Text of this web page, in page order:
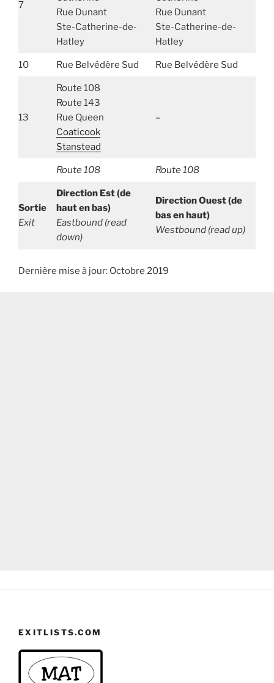
7
Rue Dunant
Ste-Catherine-de-
Hatley
Rue Dunant
Ste-Catherine-de-
Hatley
10 Rue Belvédère Sud Rue Belvédère Sud
13
Route 108
Route 143
Rue Queen
Coaticook
Stanstead
–
Route 108 Route 108
Sortie
Exit
Direction Est (de
haut en bas)
Eastbound (read
down)
Direction Ouest (de
bas en haut)
Westbound (read up)
Dernière mise à jour: Octobre 2019
EXITLISTS.COM